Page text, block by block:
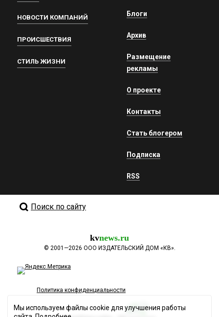
НОВОСТИ КОМПАНИЙ
ПРОИСШЕСТВИЯ
СТИЛЬ ЖИЗНИ
Блоги
Архив
Размещение
рекламы
О проекте
Контакты
Стать блогером
Подписка
RSS
Поиск по сайту
kvnews.ru
© 2001—2026 ООО ИЗДАТЕЛЬСКИЙ ДОМ «КВ».
Политика конфиденциальности
Мы используем файлы cookie для улучшения работы